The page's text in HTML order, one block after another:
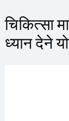
चिकित्सा
ध्यान देने